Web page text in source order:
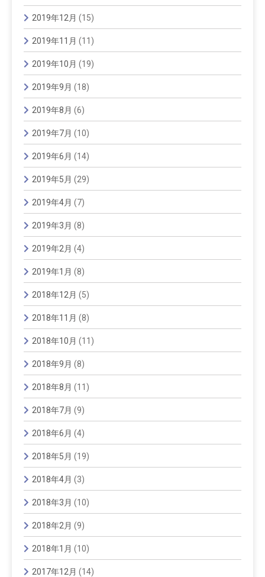
2019年12月 (15)
2019年11月 (11)
2019年10月 (19)
2019年9月 (18)
2019年8月 (6)
2019年7月 (10)
2019年6月 (14)
2019年5月 (29)
2019年4月 (7)
2019年3月 (8)
2019年2月 (4)
2019年1月 (8)
2018年12月 (5)
2018年11月 (8)
2018年10月 (11)
2018年9月 (8)
2018年8月 (11)
2018年7月 (9)
2018年6月 (4)
2018年5月 (19)
2018年4月 (3)
2018年3月 (10)
2018年2月 (9)
2018年1月 (10)
2017年12月 (14)